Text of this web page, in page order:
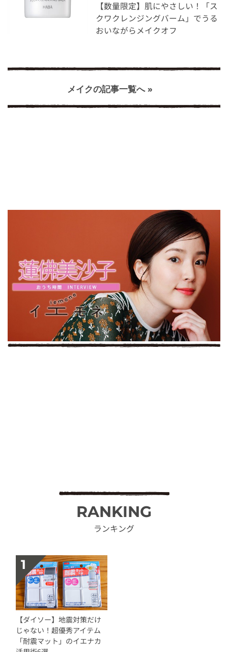
【数量限定】肌にやさしい！「ス
クワクレンジングバーム」でうる
おいながらメイクオフ
メイクの記事一覧へ »
RANKING
ランキング
【ダイソー】地震対策だけ
じゃない！超優秀アイテム
「耐震マット」のイエナカ